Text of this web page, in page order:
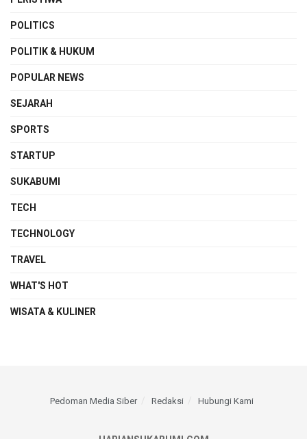
POLITICS
POLITIK & HUKUM
POPULAR NEWS
SEJARAH
SPORTS
STARTUP
SUKABUMI
TECH
TECHNOLOGY
TRAVEL
WHAT'S HOT
WISATA & KULINER
Pedoman Media Siber Redaksi Hubungi Kami